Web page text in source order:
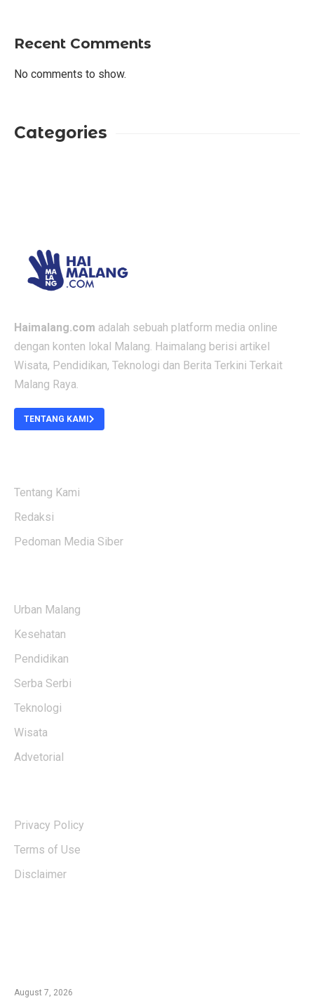
Recent Comments
No comments to show.
Categories
Haimalang.com adalah sebuah platform media online
dengan konten lokal Malang. Haimalang berisi artikel
Wisata, Pendidikan, Teknologi dan Berita Terkini Terkait
Malang Raya.
TENTANG KAMI
Tentang Kami
Redaksi
Pedoman Media Siber
Urban Malang
Kesehatan
Pendidikan
Serba Serbi
Teknologi
Wisata
Advetorial
Privacy Policy
Terms of Use
Disclaimer
August 7, 2026